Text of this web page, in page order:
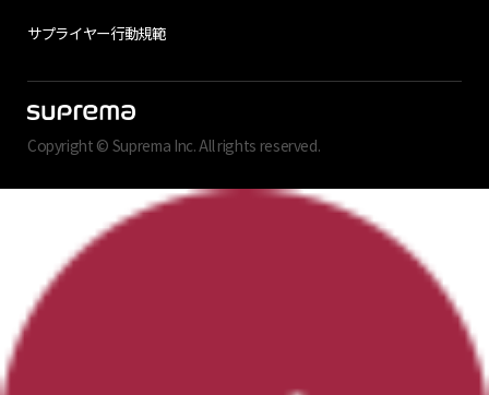
サプライヤー行動規範
Copyright © Suprema Inc. All rights reserved.